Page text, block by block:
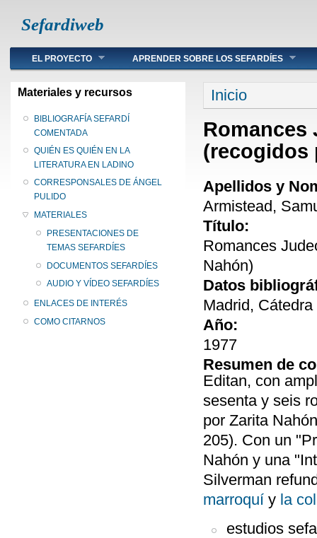
Sefardiweb
Main menu
EL PROYECTO APRENDER SOBRE LOS SEFARDÍES
Materiales y recursos
BIBLIOGRAFÍA SEFARDÍ
COMENTADA
QUIÉN ES QUIÉN EN LA
LITERATURA EN LADINO
CORRESPONSALES DE ÁNGEL
PULIDO
MATERIALES
PRESENTACIONES DE
TEMAS SEFARDÍES
DOCUMENTOS SEFARDÍES
AUDIO Y VÍDEO SEFARDÍES
ENLACES DE INTERÉS
COMO CITARNOS
Se encuentra
Inicio
Romances
(recogidos
Apellidos y
Armistead,
Título:
Romances
Nahón)
Datos
Madrid,
Año:
1977
Resumen de
Editan, con
sesenta y seis
por Zarita
205). Con un
Nahón y una
Silverman
marroquí y la
estudios